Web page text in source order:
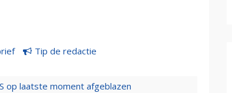
Tip de redactie
op laatste moment afgeblazen